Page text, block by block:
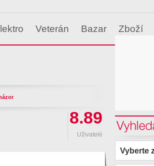
Veterán Bazar Zboží
8.89
Uživatelé
Vyberte